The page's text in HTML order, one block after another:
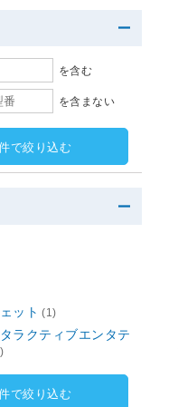
を含む
を含まない
で絞り込む
ット (1)
ラクティブエンタテ
で絞り込む